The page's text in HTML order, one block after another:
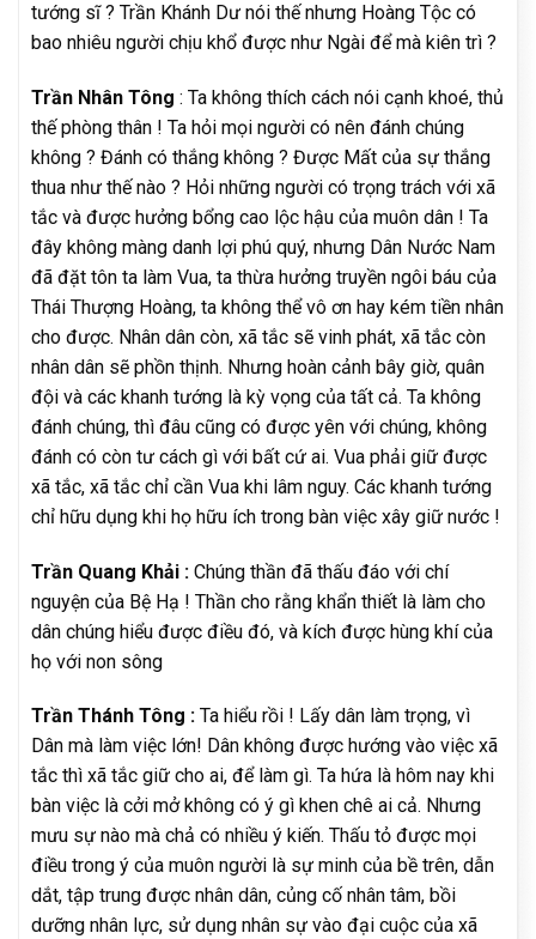
tướng sĩ ? Trần Khánh Dư nói thế nhưng Hoàng Tộc có
bao nhiêu người chịu khổ được như Ngài để mà kiên trì ?
Trần Nhân Tông : Ta không thích cách nói cạnh khoé, thủ
thế phòng thân ! Ta hỏi mọi người có nên đánh chúng
không ? Đánh có thắng không ? Được Mất của sự thắng
thua như thế nào ? Hỏi những người có trọng trách với xã
tắc và được hưởng bổng cao lộc hậu của muôn dân ! Ta
đây không màng danh lợi phú quý, nhưng Dân Nước Nam
đã đặt tôn ta làm Vua, ta thừa hưởng truyền ngôi báu của
Thái Thượng Hoàng, ta không thể vô ơn hay kém tiền nhân
cho được. Nhân dân còn, xã tắc sẽ vinh phát, xã tắc còn
nhân dân sẽ phồn thịnh. Nhưng hoàn cảnh bây giờ, quân
đội và các khanh tướng là kỳ vọng của tất cả. Ta không
đánh chúng, thì đâu cũng có được yên với chúng, không
đánh có còn tư cách gì với bất cứ ai. Vua phải giữ được
xã tắc, xã tắc chỉ cần Vua khi lâm nguy. Các khanh tướng
chỉ hữu dụng khi họ hữu ích trong bàn việc xây giữ nước !
Trần Quang Khải : Chúng thần đã thấu đáo với chí
nguyện của Bệ Hạ ! Thần cho rằng khẩn thiết là làm cho
dân chúng hiểu được điều đó, và kích được hùng khí của
họ với non sông
Trần Thánh Tông : Ta hiểu rồi ! Lấy dân làm trọng, vì
Dân mà làm việc lớn! Dân không được hướng vào việc xã
tắc thì xã tắc giữ cho ai, để làm gì. Ta hứa là hôm nay khi
bàn việc là cởi mở không có ý gì khen chê ai cả. Nhưng
mưu sự nào mà chả có nhiều ý kiến. Thấu tỏ được mọi
điều trong ý của muôn người là sự minh của bề trên, dẫn
dắt, tập trung được nhân dân, củng cố nhân tâm, bồi
dưỡng nhân lực, sử dụng nhân sự vào đại cuộc của xã